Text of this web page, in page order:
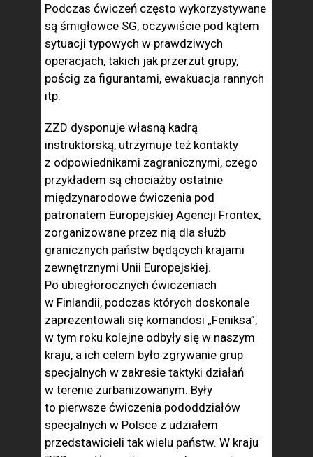
Podczas ćwiczeń często wykorzystywane
są śmigłowce SG, oczywiście pod kątem
sytuacji typowych w prawdziwych
operacjach, takich jak przerzut grupy,
pościg za figurantami, ewakuacja rannych
itp.
ZZD dysponuje własną kadrą
instruktorską, utrzymuje też kontakty
z odpowiednikami zagranicznymi, czego
przykładem są chociażby ostatnie
międzynarodowe ćwiczenia pod
patronatem Europejskiej Agencji Frontex,
zorganizowane przez nią dla służb
granicznych państw będących krajami
zewnętrznymi Unii Europejskiej.
Po ubiegłorocznych ćwiczeniach
w Finlandii, podczas których doskonale
zaprezentowali się komandosi „Feniksa”,
w tym roku kolejne odbyły się w naszym
kraju, a ich celem było zgrywanie grup
specjalnych w zakresie taktyki działań
w terenie zurbanizowanym. Były
to pierwsze ćwiczenia pododdziałów
specjalnych w Polsce z udziałem
przedstawicieli tak wielu państw. W kraju